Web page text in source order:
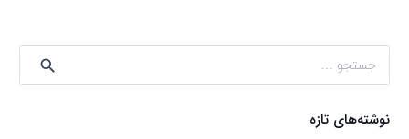
جستجو
برای:
نوشته‌های تازه